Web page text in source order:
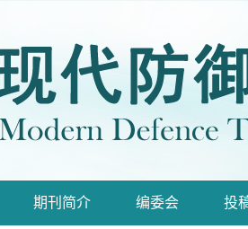
期刊简介 编委会 投